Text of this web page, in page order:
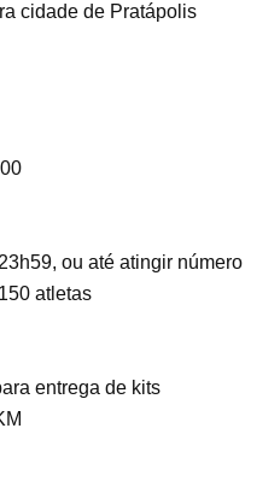
cidade de Pratápolis
ou até atingir número
atletas
entrega de kits